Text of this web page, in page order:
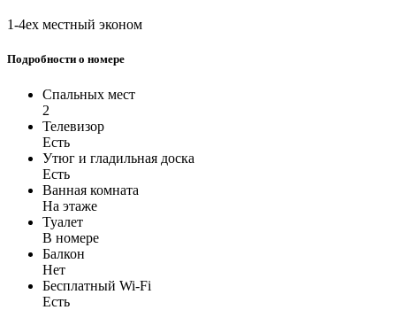
1-4ех местный эконом
Подробности о номере
Спальных мест
2
Телевизор
Есть
Утюг и гладильная доска
Есть
Ванная комната
На этаже
Туалет
В номере
Балкон
Нет
Бесплатный Wi-Fi
Есть